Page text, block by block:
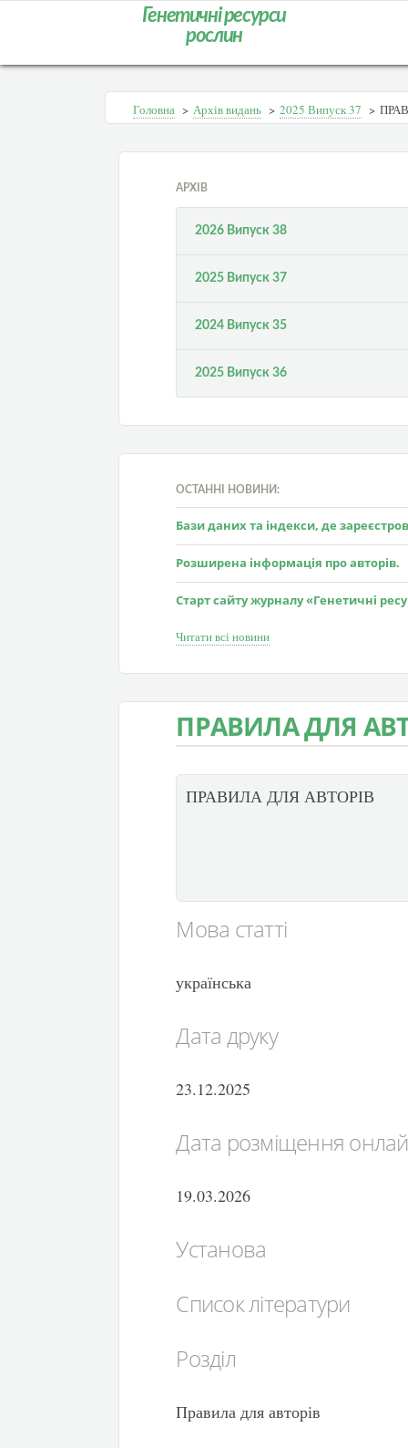
Генетичні ресурси
рослин
Головна > Архів видань > 2025 Випуск 37 >
АРХІВ
2026 Випуск 38
2025 Випуск 37
2024 Випуск 35
2025 Випуск 36
ОСТАННІ НОВИНИ:
Бази даних та індекси, де
Розширена інформація про авторів.
Старт сайту журналу «Генетичні
Читати всі новини
ПРАВИЛА ДЛЯ
ПРАВИЛА ДЛЯ АВТОРІВ
Мова статті
українська
Дата друку
23.12.2025
Дата розміщення
19.03.2026
Установа
Список літератури
Розділ
Правила для авторів